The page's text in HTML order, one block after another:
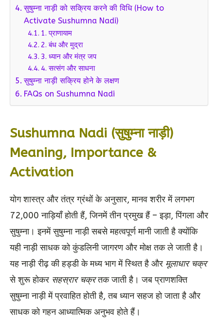
सुषुम्ना नाड़ी को सक्रिय करने की विधि (How to
Activate Sushumna Nadi)
1. प्राणायाम
2. बंध और मुद्रा
3. ध्यान और मंत्र जप
4. सत्संग और साधना
सुषुम्ना नाड़ी सक्रिय होने के लक्षण
FAQs on Sushumna Nadi
Sushumna Nadi (सुषुम्ना नाड़ी)
Meaning, Importance &
Activation
योग शास्त्र और तंत्र ग्रंथों के अनुसार, मानव शरीर में लगभग
72,000 नाड़ियाँ होती हैं, जिनमें तीन प्रमुख हैं – इड़ा, पिंगला और
सुषुम्ना। इनमें सुषुम्ना नाड़ी सबसे महत्वपूर्ण मानी जाती है क्योंकि
यही नाड़ी साधक को कुंडलिनी जागरण और मोक्ष तक ले जाती है।
यह नाड़ी रीढ़ की हड्डी के मध्य भाग में स्थित है और मूलाधार चक्र
से शुरू होकर सहस्रार चक्रतक जाती है। जब प्राणशक्ति
सुषुम्ना नाड़ी में प्रवाहित होती है, तब ध्यान सहज हो जाता है और
साधक को गहन आध्यात्मिक अनुभव होते हैं।